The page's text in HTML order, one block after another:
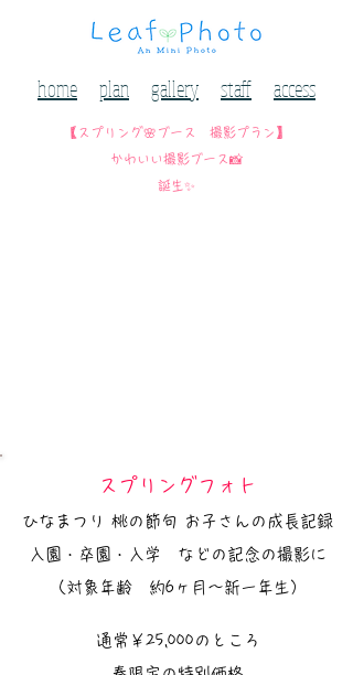
home plan gallery staff access
【スプリング🌸ブース 撮影プラン】
かわいい撮影ブース📸
誕生✨
スプリングフォト
ひなまつり 桃の節句 お子さんの成長記録
入園・卒園・入学 などの記念の撮影に
​（対象年齢 約6ヶ月〜新一年生）
通常￥25,000のところ